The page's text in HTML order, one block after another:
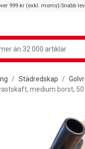
999 kr (exkl. moms)|Snabb
Städredskap
medium borst,